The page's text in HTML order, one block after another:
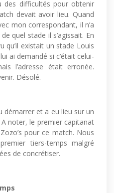
des difficultés pour obtenir
devait avoir lieu. Quand
mon correspondant, il n’a
quel stade il s’agissait. En
qu’il existait un stade Louis
ai demandé si c’était celui-
l’adresse était erronée.
Désolé.
démarrer et a eu lieu sur un
noter, le premier capitanat
pour ce match. Nous
tiers-temps malgré
de concrétiser.